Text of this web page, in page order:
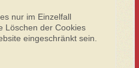
nur im Einzelfall
Löschen der Cookies
eingeschränkt sein.